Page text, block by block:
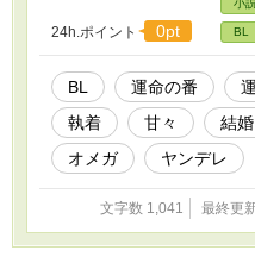
24h.ポイント 0pt
小説
BL
BL 運命の番
執着
甘々 結婚
オメガ
ヤンデレ
文字数 1,041 最終更